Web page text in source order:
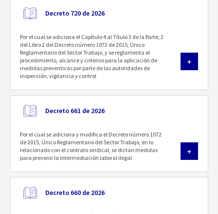
Decreto 720 de 2026
Por el cual se adiciona el Capítulo 4 al Título 3 de la Parte, 2
del Libro 2 del Decreto número 1072 de 2015, Único
Reglamentario del Sector Trabajo, y se reglamenta el
procedimiento, alcance y criterios para la aplicación de
medidas preventivas por parte de las autoridades de
inspección, vigilancia y control
Decreto 661 de 2026
Por el cual se adiciona y modifica el Decreto número 1072
de 2015, Único Reglamentario del Sector Trabajo, en lo
relacionado con el contrato sindical, se dictan medidas
para prevenir la intermediación laboral ilegal
Decreto 660 de 2026